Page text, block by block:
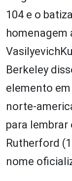
104 e o
homenagem
Berkeley
elemento
norte-
para
Rutherford
nome